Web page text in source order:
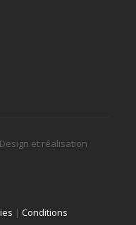
et réalisation
|Conditions